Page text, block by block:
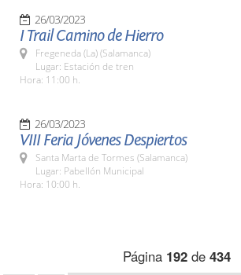
26/03/2023
I Trail Camino de Hierro
Fregeneda (La) (Salamanca)
Lugar: Estación de tren
Hora: 11:00 h.
26/03/2023
VIII Feria Jóvenes Despiertos
Santa Marta de Tormes (Salamanca)
Lugar: Pabellón Municipal
Hora: 10:00 h.
Página 192de 434